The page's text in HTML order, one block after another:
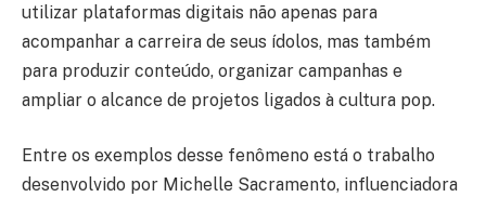
utilizar plataformas digitais não apenas para
acompanhar a carreira de seus ídolos, mas também
para produzir conteúdo, organizar campanhas e
ampliar o alcance de projetos ligados à cultura pop.
Entre os exemplos desse fenômeno está o trabalho
desenvolvido por Michelle Sacramento, influenciadora